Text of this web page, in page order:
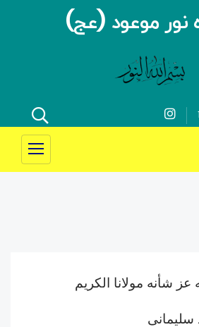
نور موعود (عج)
عز شأنه مولانا الکریم